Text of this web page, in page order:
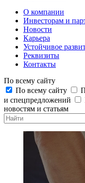
О компании
Инвесторам и
Новости
Карьера
Устойчивое
Реквизиты
Контакты
По всему сайту
По всему сайту
и спецпредложений
новостям и статьям